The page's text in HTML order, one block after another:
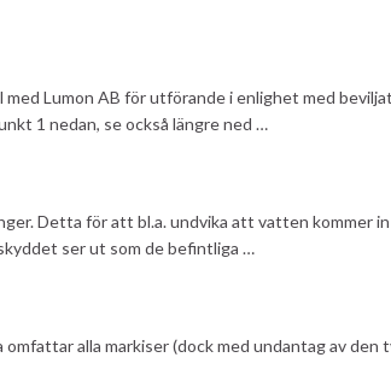
Lumon AB för utförande i enlighet med
1 nedan, se också längre ned …
Detta för att bl.a. undvika att vatten kommer in
ser ut som de befintliga …
alla markiser (dock med undantag av den